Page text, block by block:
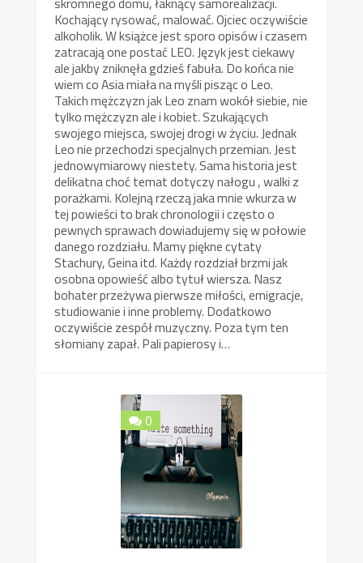
Kochający rysować, malować. Ojciec oczywiście
alkoholik. W książce jest sporo opisów i czasem
zatracają one postać LEO. Język jest ciekawy
ale jakby zniknęła gdzieś fabuła. Do końca nie
wiem co Asia miała na myśli pisząc o Leo.
Takich mężczyzn jak Leo znam wokół siebie, nie
tylko mężczyzn ale i kobiet. Szukających
swojego miejsca, swojej drogi w życiu. Jednak
Leo nie przechodzi specjalnych przemian. Jest
jednowymiarowy niestety. Sama historia jest
delikatna choć temat dotyczy nałogu , walki z
porażkami. Kolejną rzeczą jaka mnie wkurza w
tej powieści to brak chronologii i często o
pewnych sprawach dowiadujemy się w połowie
danego rozdziału. Mamy piękne cytaty
Stachury, Geina itd. Każdy rozdział brzmi jak
osobna opowieść albo tytuł wiersza. Nasz
bohater przeżywa pierwsze miłości, emigracje,
studiowanie i inne problemy. Dodatkowo
oczywiście zespół muzyczny. Poza tym ten
słomiany zapał. Pali papierosy i…
0